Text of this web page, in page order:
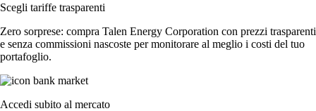
Scegli tariffe trasparenti
Zero sorprese: compra Talen Energy Corporation con prezzi trasparenti
e senza commissioni nascoste per monitorare al meglio i costi del tuo
portafoglio.
Accedi subito al mercato